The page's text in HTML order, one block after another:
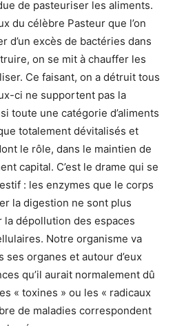
de pasteuriser les aliments.
du célèbre Pasteur que l’on
d’un excès de bactéries dans
on se mit à chauffer les
Ce faisant, on a détruit tous
ci ne supportent pas la
toute une catégorie d’aliments
totalement dévitalisés et
le rôle, dans le maintien de
capital. C’est le drame qui se
: les enzymes que le corps
la digestion ne sont plus
dépollution des espaces
Notre organisme va
organes et autour d’eux
qu’il aurait normalement dû
« toxines » ou les « radicaux
de maladies correspondent